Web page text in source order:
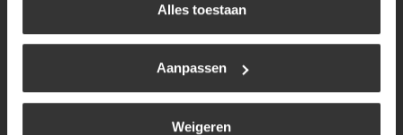
Alles toestaan
Aanpassen
Weigeren
Verwarming